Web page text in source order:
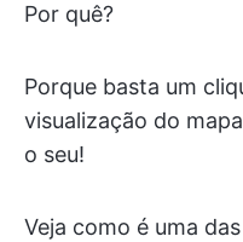
Por quê?
Porque basta um
visualização do
o seu!
Veja como é uma